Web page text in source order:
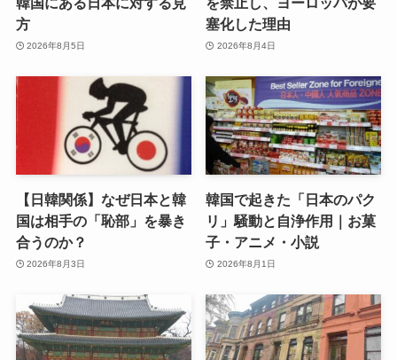
方
2026年8月5日
塞化した理由
2026年8月4日
【日韓関係】なぜ日本と韓
国は相手の「恥部」を暴き
合うのか？
2026年8月3日
韓国で起きた「日本のパク
リ」騒動と自浄作用｜お菓
子・アニメ・小説
2026年8月1日